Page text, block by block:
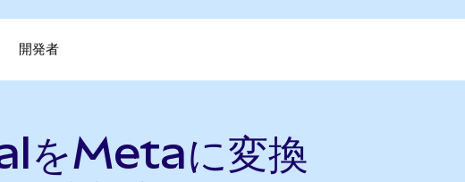
開発者
をMetaに変換